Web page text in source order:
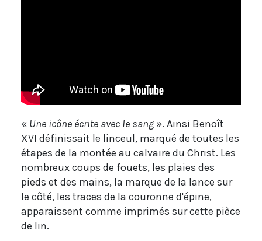
« Une icône écrite avec le sang». Ainsi Benoît
XVI définissait le linceul, marqué de toutes les
étapes de la montée au calvaire du Christ. Les
nombreux coups de fouets, les plaies des
pieds et des mains, la marque de la lance sur
le côté, les traces de la couronne d'épine,
apparaissent comme imprimés sur cette pièce
de lin.